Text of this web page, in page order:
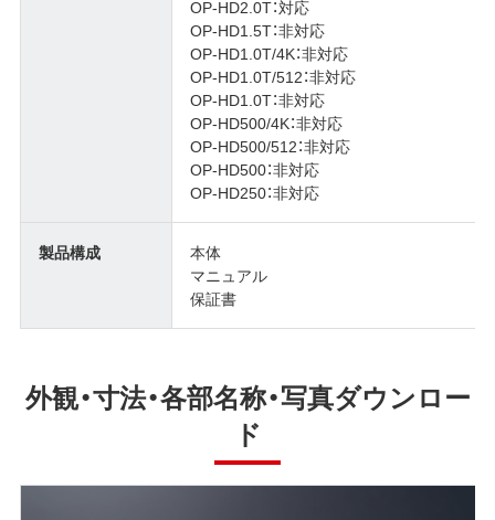
OP-HD2.0T：対応
OP-HD1.5T：非対応
OP-HD1.0T/4K：非対応
OP-HD1.0T/512：非対応
OP-HD1.0T：非対応
OP-HD500/4K：非対応
OP-HD500/512：非対応
OP-HD500：非対応
OP-HD250：非対応
製品構成
本体
マニュアル
保証書
外観・寸法・各部名称・写真ダウンロー
ド